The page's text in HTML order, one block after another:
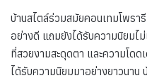
บ้านสไตล์ร่วมสมัยคอนเทมโพรา
อย่างดี แถมยังได้รับความนิยมไ
ที่สวยงามสะดุดตา และความโด
ได้รับความนิยมมาอย่างยาวนาน